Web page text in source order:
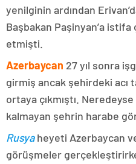
yenilginin ardından
Başbakan Paşinyan’a
etmişti.
Azerbaycan 27 yıl sonra
girmiş ancak şehirdeki acı
ortaya çıkmıştı.
kalmayan şehrin harabe
Rusyaheyeti Azerbaycan
görüşmeler